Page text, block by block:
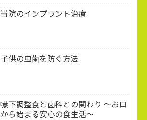
当院のインプラント治療
子供の虫歯を防ぐ方法
嚥下調整食と歯科との関わり 〜お口
から始まる安心の食生活〜